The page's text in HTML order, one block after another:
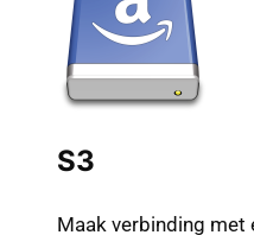
S3
Maak verbinding met